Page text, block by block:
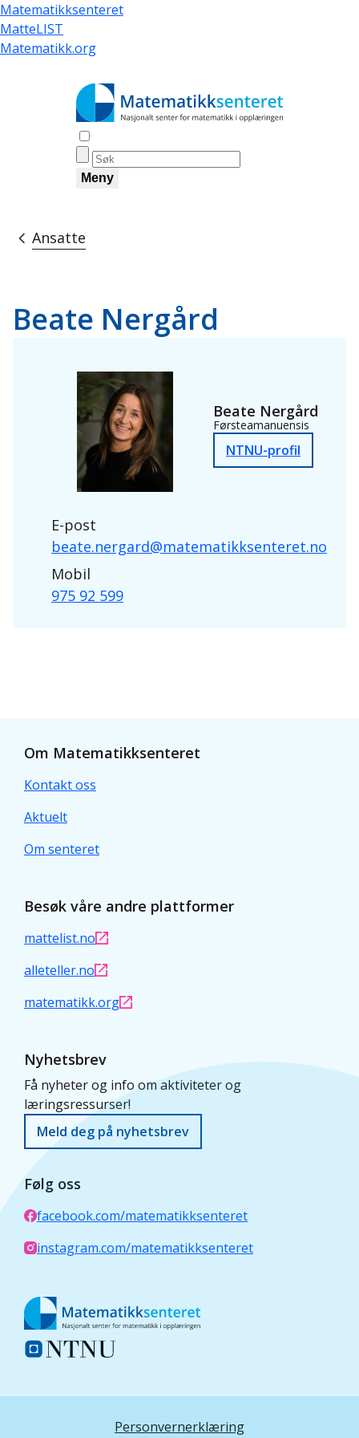
Hopp
til
hovedinnhold
Matematikksenteret
MatteLIST
Matematikk.org
Meny
Navigasjonssti
Ansatte
Beate Nergård
Beate Nergård
Førsteamanuensis
NTNU-profil
E-post
beate.nergard@matematikksenteret.no
Mobil
975 92 599
Om Matematikksenteret
Kontakt oss
Aktuelt
Om senteret
Besøk våre andre plattformer
mattelist.no
alleteller.no
matematikk.org
Nyhetsbrev
Få nyheter og info om aktiviteter og
læringsressurser!
Meld deg på nyhetsbrev
Følg oss
facebook.com/matematikksenteret
instagram.com/matematikksenteret
Personvernerklæring